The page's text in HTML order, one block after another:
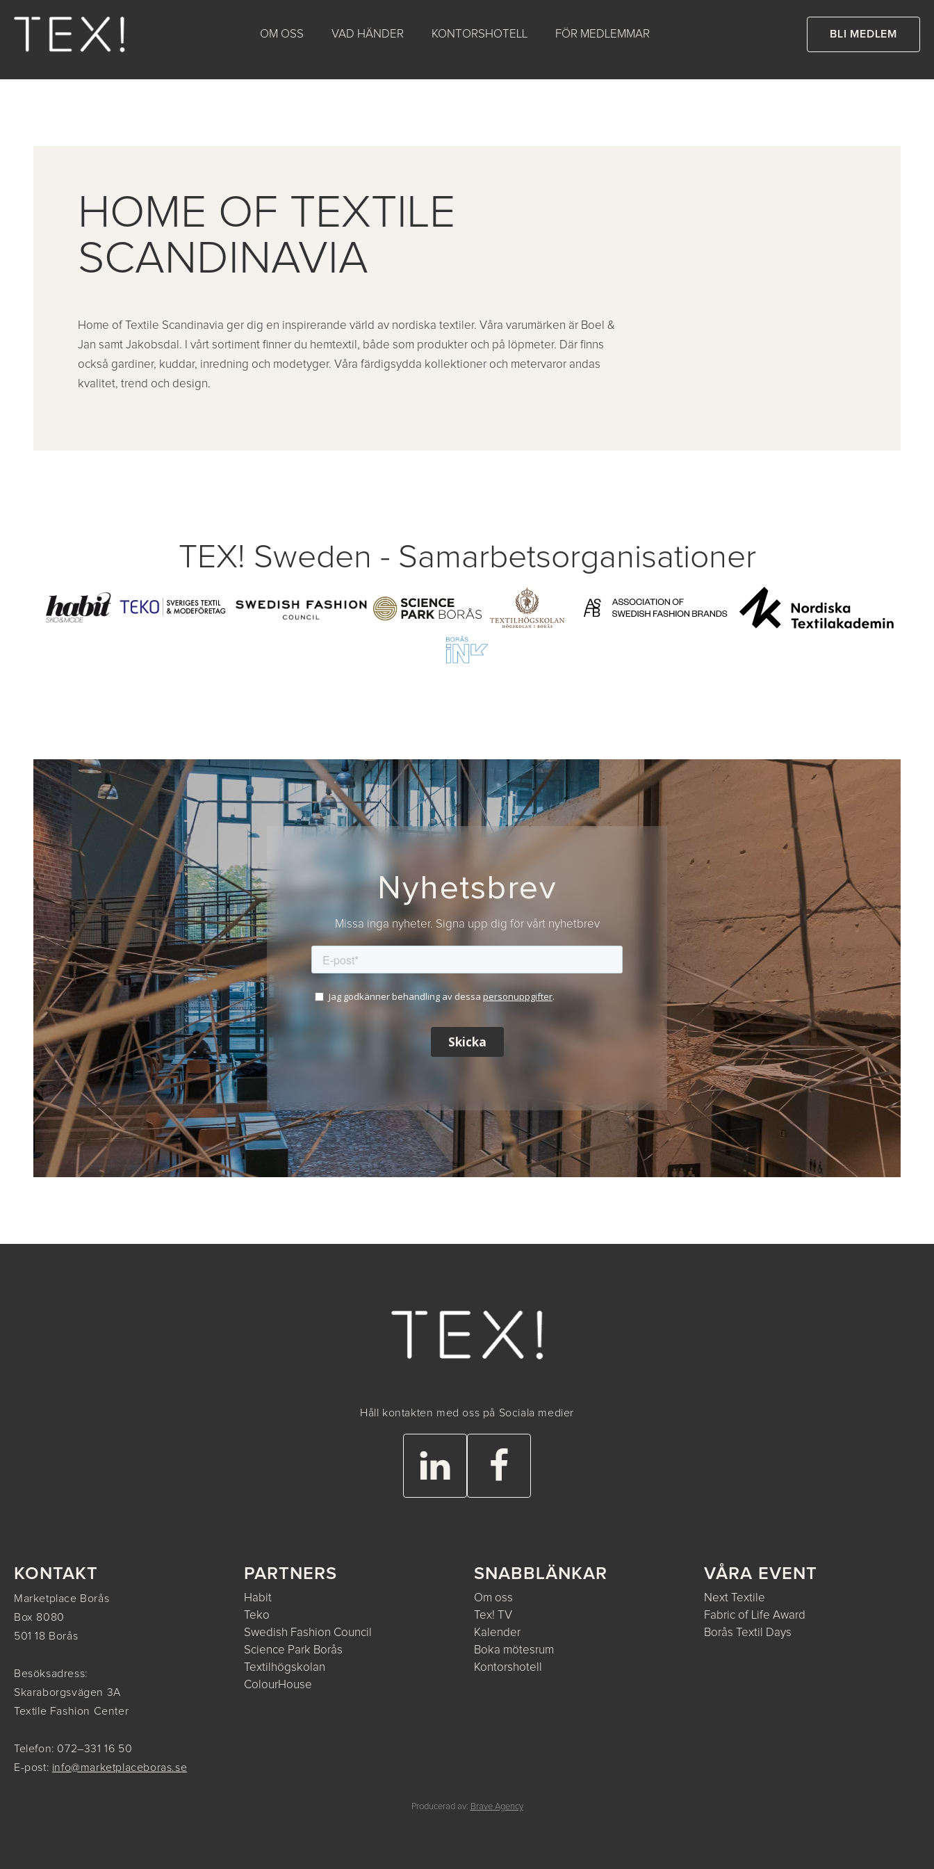
OM OSS VAD HÄNDER KONTORSHOTELL FÖR MEDLEMMAR BLI MEDLEM
HOME OF TEXTILE
SCANDINAVIA
Home of Textile Scandinavia ger dig en inspirerande värld av nordiska textiler. Våra varumärken är Boel &
Jan samt Jakobsdal. I vårt sortiment finner du hemtextil, både som produkter och på löpmeter. Där finns
också gardiner, kuddar, inredning och modetyger. Våra färdigsydda kollektioner och metervaror andas
kvalitet, trend och design.
TEX! Sweden - Samarbetsorganisationer
Nyhetsbrev
Missa inga nyheter. Signa upp dig för vårt nyhetbrev
Håll kontakten med oss på Sociala medier
KONTAKT
Marketplace Borås
Box 8080
501 18 Borås
Besöksadress:
Skaraborgsvägen 3A
Textile Fashion Center
Telefon: 072–331 16 50
E-post: info@marketplaceboras.se
PARTNERS
Habit
Teko
Swedish Fashion Council
Science Park Borås
Textilhögskolan
ColourHouse
SNABBLÄNKAR
Om oss
Tex! TV
Kalender
Boka mötesrum
Kontorshotell
VÅRA EVENT
Next Textile
Fabric of Life Award
Borås Textil Days
Producerad av: Brave Agency